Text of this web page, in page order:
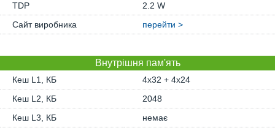
TDP
2.2 W
Сайт виробника
перейти >
Внутрішня пам'ять
Кеш L1, КБ
4x32 + 4x24
Кеш L2, КБ
2048
Кеш L3, КБ
немає